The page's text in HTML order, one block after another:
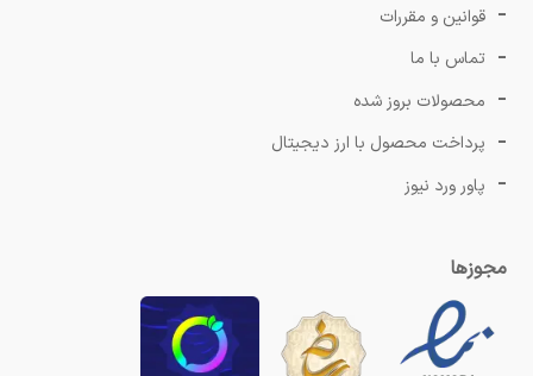
قوانین و مقررات
تماس با ما
محصولات بروز شده
پرداخت محصول با ارز دیجیتال
پاور ورد نیوز
مجوزها